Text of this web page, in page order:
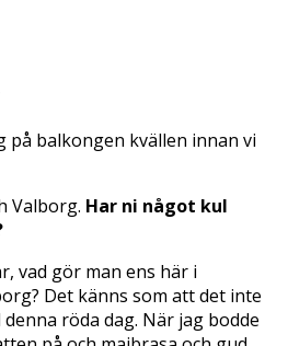
på balkongen kvällen innan vi
Valborg. Har ni något kul
vad gör man ens här i
Det känns som att det inte
röda dag. När jag bodde